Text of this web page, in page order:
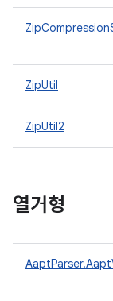
ZipUtil
ZipUtil2
열거형